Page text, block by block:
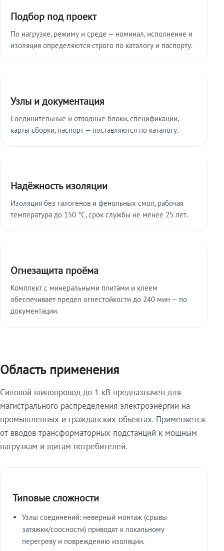
Подбор под проект
По нагрузке, режиму и среде — номинал, исполнение и
изоляция определяются строго по каталогу и паспорту.
Узлы и документация
Соединительные и отводные блоки, спецификации,
карты сборки, паспорт — поставляются по каталогу.
Надёжность изоляции
Изоляция без галогенов и фенольных смол, рабочая
температура до 150 °C, срок службы не менее 25 лет.
Огнезащита проёма
Комплект с минеральными плитами и клеем
обеспечивает предел огнестойкости до 240 мин — по
документации.
Область применения
Силовой шинопровод до 1 кВ предназначен для
магистрального распределения электроэнергии на
промышленных и гражданских объектах. Применяется
от вводов трансформаторных подстанций к мощным
нагрузкам и щитам потребителей.
Типовые сложности
Узлы соединений: неверный монтаж (срывы
затяжки/соосности) приводят к локальному
перегреву и повреждению изоляции.